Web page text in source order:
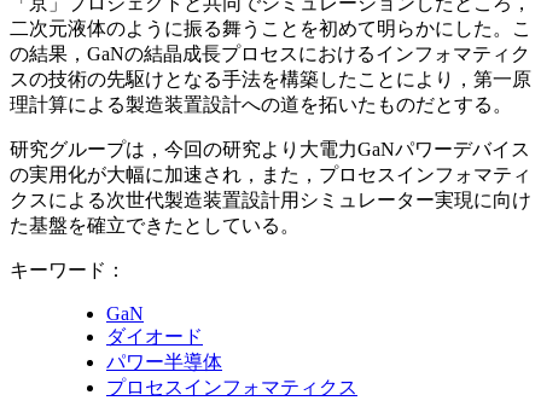
二次元液体のように振る舞うことを初めて明らかにした。こ
の結果，GaNの結晶成長プロセスにおけるインフォマティク
スの技術の先駆けとなる手法を構築したことにより，第一原
理計算による製造装置設計への道を拓いたものだとする。
研究グループは，今回の研究より大電力GaNパワーデバイス
の実用化が大幅に加速され，また，プロセスインフォマティ
クスによる次世代製造装置設計用シミュレーター実現に向け
た基盤を確立できたとしている。
キーワード：
GaN
ダイオード
パワー半導体
プロセスインフォマティクス